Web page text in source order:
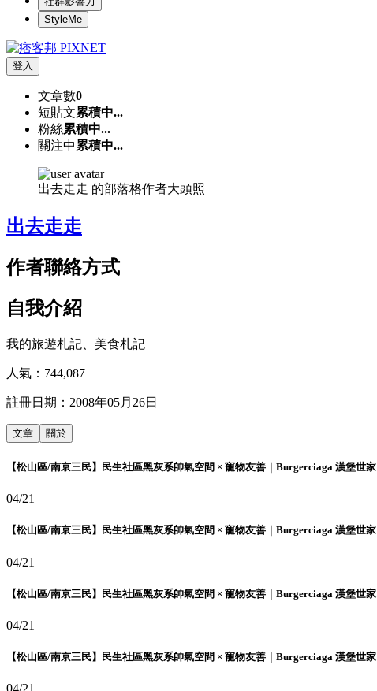
StyleMe
登入
文章數0
短貼文累積中...
粉絲累積中...
關注中 累積中...
出去走走 的部落格作者大頭照
出去走走
作者聯絡方式
自我介紹
我的旅遊札記、美食札記
人氣： 744,087
註冊日期： 2008年05月26日
文章 關於
【松山區/南京三民】民生社區黑灰系帥氣空間 × 寵物友善｜Burgerciaga 漢堡世家
04/21
【松山區/南京三民】民生社區黑灰系帥氣空間 × 寵物友善｜Burgerciaga 漢堡世家
04/21
【松山區/南京三民】民生社區黑灰系帥氣空間 × 寵物友善｜Burgerciaga 漢堡世家
04/21
【松山區/南京三民】民生社區黑灰系帥氣空間 × 寵物友善｜Burgerciaga 漢堡世家